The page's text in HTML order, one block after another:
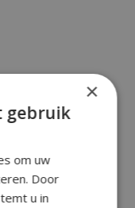
×
gebruik
om uw
Door
u in